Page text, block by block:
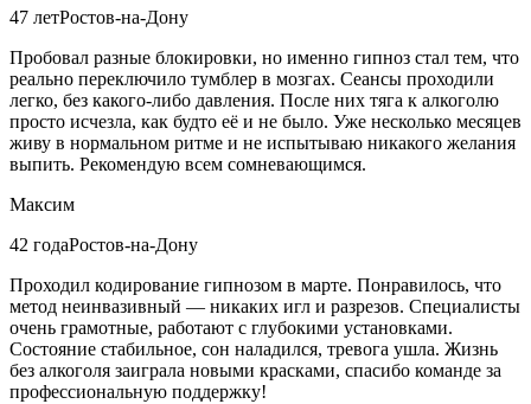
47 летРостов-на-Дону
Пробовал разные блокировки, но именно гипноз стал тем, что
реально переключило тумблер в мозгах. Сеансы проходили
легко, без какого-либо давления. После них тяга к алкоголю
просто исчезла, как будто её и не было. Уже несколько месяцев
живу в нормальном ритме и не испытываю никакого желания
выпить. Рекомендую всем сомневающимся.
Максим
42 годаРостов-на-Дону
Проходил кодирование гипнозом в марте. Понравилось, что
метод неинвазивный — никаких игл и разрезов. Специалисты
очень грамотные, работают с глубокими установками.
Состояние стабильное, сон наладился, тревога ушла. Жизнь
без алкоголя заиграла новыми красками, спасибо команде за
профессиональную поддержку!